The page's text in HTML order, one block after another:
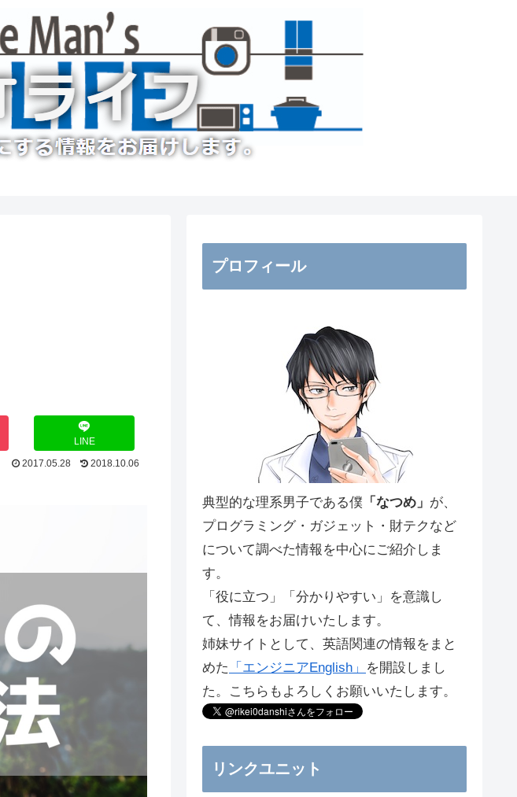
LINE
2017.05.28
2018.10.06
プロフィール
典型的な理系男子である僕 「なつめ」 が、
プログラミング・ガジェット・財テクなど
について調べた情報を中心にご紹介しま
す。
「役に立つ」「分かりやすい」を意識し
て、情報をお届けいたします。
姉妹サイトとして、英語関連の情報をまと
めた
「エンジニアEnglish」
を開設しまし
た。こちらもよろしくお願いいたします。
リンクユニット